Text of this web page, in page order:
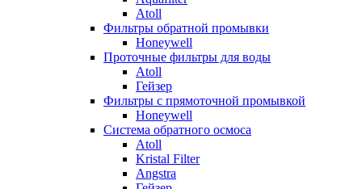
Atoll
Фильтры обратной промывки
Honeywell
Проточные фильтры для воды
Atoll
Гейзер
Фильтры с прямоточной промывкой
Honeywell
Система обратного осмоса
Atoll
Kristal Filter
Angstra